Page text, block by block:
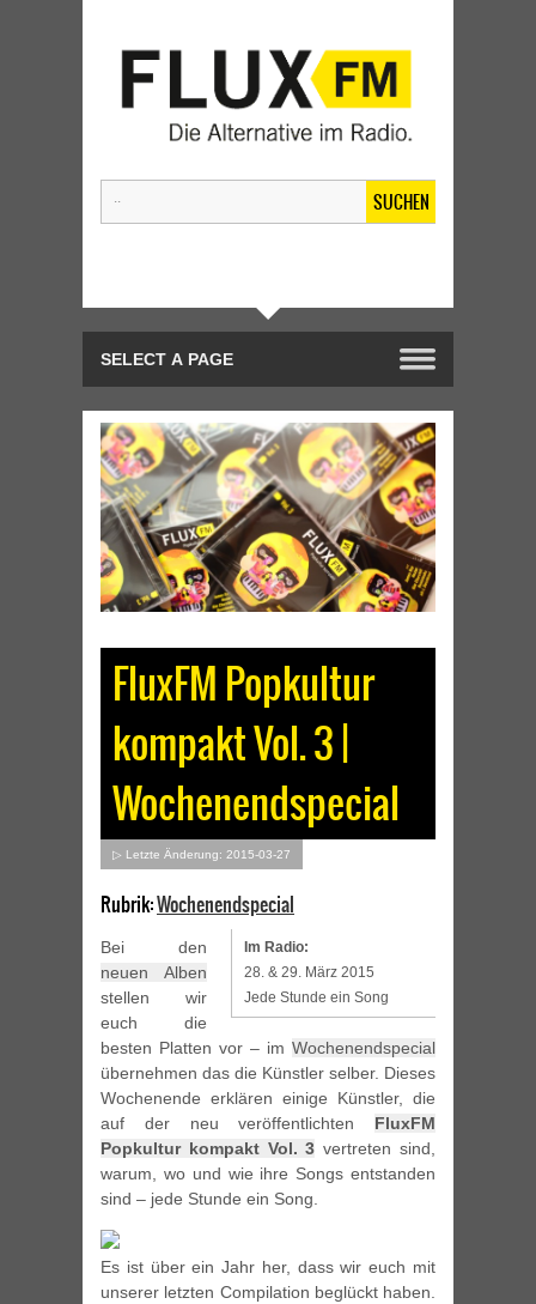
SUCHEN
FluxFM Popkultur
kompakt Vol. 3 |
Wochenendspecial
▷ Letzte Änderung: 2015-03-27
Rubrik:Wochenendspecial
Im Radio:
28. & 29. März 2015
Jede Stunde ein Song
Bei den
neuen Alben
stellen wir
euch die
besten Platten vor – im Wochenendspecial
übernehmen das die Künstler selber. Dieses
Wochenende erklären einige Künstler, die
auf der neu veröffentlichten FluxFM
Popkultur kompakt Vol. 3 vertreten sind,
warum, wo und wie ihre Songs entstanden
sind – jede Stunde ein Song.
Es ist über ein Jahr her, dass wir euch mit
unserer letzten Compilation beglückt haben.